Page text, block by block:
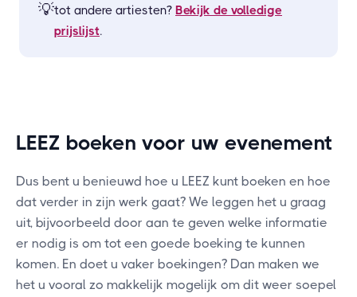
💡tot andere artiesten? Bekijk de volledige
prijslijst.
LEEZ boeken voor uw evenement
Dus bent u benieuwd hoe u LEEZ kunt boeken en hoe
dat verder in zijn werk gaat? We leggen het u graag
uit, bijvoorbeeld door aan te geven welke informatie
er nodig is om tot een goede boeking te kunnen
komen. En doet u vaker boekingen? Dan maken we
het u vooral zo makkelijk mogelijk om dit weer soepel